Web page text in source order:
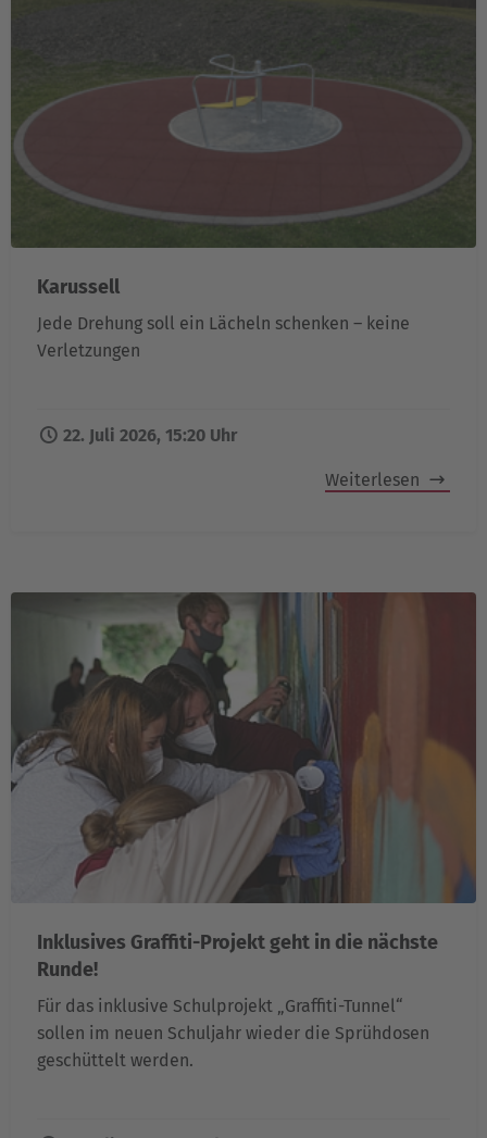
Karussell
Jede Drehung soll ein Lächeln schenken – keine
Verletzungen
22. Juli 2026, 15:20 Uhr
Weiterlesen
Inklusives Graffiti-Projekt geht in die nächste
Runde!
Für das inklusive Schulprojekt „Graffiti-Tunnel“
sollen im neuen Schuljahr wieder die Sprühdosen
geschüttelt werden.